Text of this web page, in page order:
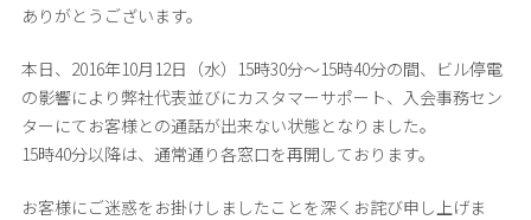
ありがとうございます。
本日、2016年10月12日（水）15時30分～15時40分の間、ビル停電
の影響により弊社代表並びにカスタマーサポート、入会事務セン
ターにてお客様との通話が出来ない状態となりました。
15時40分以降は、通常通り各窓口を再開しております。
お客様にご迷惑をお掛けしましたことを深くお詫び申し上げま